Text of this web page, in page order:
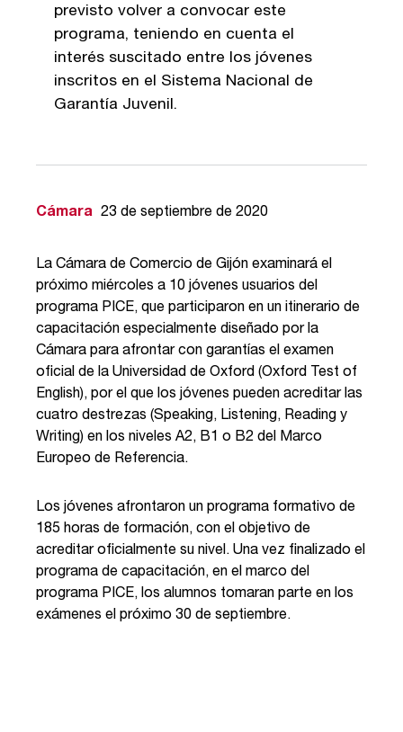
previsto volver a convocar este
programa, teniendo en cuenta el
interés suscitado entre los jóvenes
inscritos en el Sistema Nacional de
Garantía Juvenil.
Cámara 23 de septiembre de 2020
La Cámara de Comercio de Gijón examinará el
próximo miércoles a 10 jóvenes usuarios del
programa PICE, que participaron en un itinerario de
capacitación especialmente diseñado por la
Cámara para afrontar con garantías el examen
oficial de la Universidad de Oxford (Oxford Test of
English), por el que los jóvenes pueden acreditar las
cuatro destrezas (Speaking, Listening, Reading y
Writing) en los niveles A2, B1 o B2 del Marco
Europeo de Referencia.
Los jóvenes afrontaron un programa formativo de
185 horas de formación, con el objetivo de
acreditar oficialmente su nivel. Una vez finalizado el
programa de capacitación, en el marco del
programa PICE, los alumnos tomaran parte en los
exámenes el próximo 30 de septiembre.